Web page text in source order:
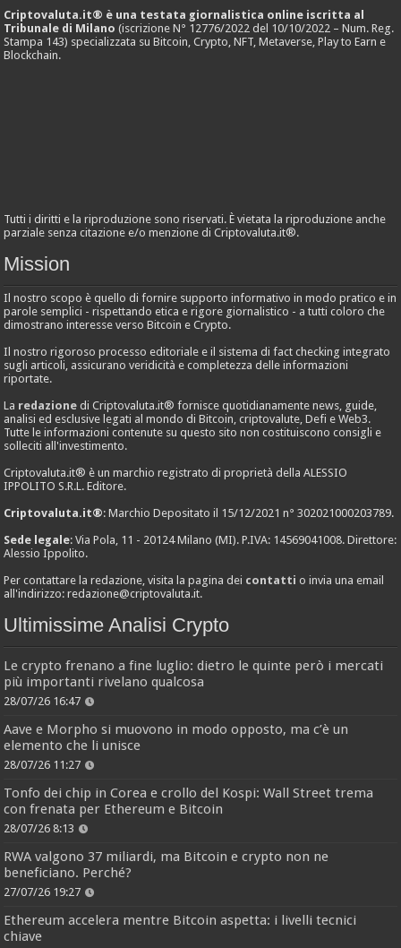
Criptovaluta.it® è una testata giornalistica online iscritta al
Tribunale di Milano (iscrizione N° 12776/2022 del 10/10/2022 – Num. Reg.
Stampa 143) specializzata su Bitcoin, Crypto, NFT, Metaverse, Play to Earn e
Blockchain.
Tutti i diritti e la riproduzione sono riservati. È vietata la riproduzione anche
parziale senza citazione e/o menzione di Criptovaluta.it®.
Mission
Il nostro scopo è quello di fornire supporto informativo in modo pratico e in
parole semplici - rispettando etica e rigore giornalistico - a tutti coloro che
dimostrano interesse verso Bitcoin e Crypto.
Il nostro rigoroso processo editoriale e il sistema di fact checking integrato
sugli articoli, assicurano veridicità e completezza delle informazioni
riportate.
La redazione di Criptovaluta.it® fornisce quotidianamente news, guide,
analisi ed esclusive legati al mondo di Bitcoin, criptovalute, Defi e Web3.
Tutte le informazioni contenute su questo sito non costituiscono consigli e
solleciti all'investimento.
Criptovaluta.it® è un marchio registrato di proprietà della ALESSIO
IPPOLITO S.R.L. Editore.
Criptovaluta.it®: Marchio Depositato il 15/12/2021 n° 302021000203789.
Sede legale: Via Pola, 11 - 20124 Milano (MI). P.IVA: 14569041008. Direttore:
Alessio Ippolito.
Per contattare la redazione, visita la pagina dei contatti o invia una email
all'indirizzo:redazione@criptovaluta.it.
Ultimissime Analisi Crypto
Le crypto frenano a fine luglio: dietro le quinte però i mercati
più importanti rivelano qualcosa
28/07/26 16:47
Aave e Morpho si muovono in modo opposto, ma c’è un
elemento che li unisce
28/07/26 11:27
Tonfo dei chip in Corea e crollo del Kospi: Wall Street trema
con frenata per Ethereum e Bitcoin
28/07/26 8:13
RWA valgono 37 miliardi, ma Bitcoin e crypto non ne
beneficiano. Perché?
27/07/26 19:27
Ethereum accelera mentre Bitcoin aspetta: i livelli tecnici
chiave